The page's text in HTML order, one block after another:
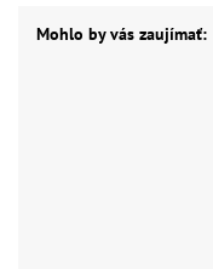
Mohlo by vás zaujímať: